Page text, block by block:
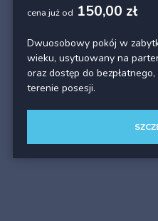
cena już od 150,00 zł
Dwuosobowy pokój w
wieku, usytuowany na
oraz dostęp do
terenie posesji.